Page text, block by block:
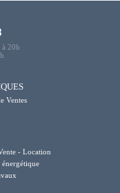
20h
Ventes
- Location